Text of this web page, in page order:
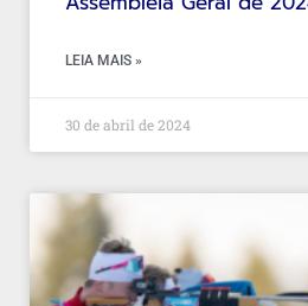
LEIA MAIS »
30 de abril de 2024